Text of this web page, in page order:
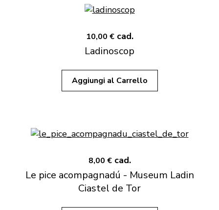
10,00 € cad.
Ladinoscop
Aggiungi al Carrello
8,00 € cad.
Le pice acompagnadú - Museum Ladin
Ciastel de Tor